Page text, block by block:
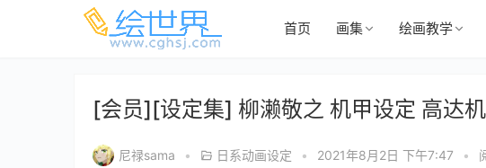
首页 画集 绘画教学
[会员][设定集] 柳濑敬之 机甲设定 高达
尼禄sama • 日系动画设定 • 2021年8月2日 下午7:47 •